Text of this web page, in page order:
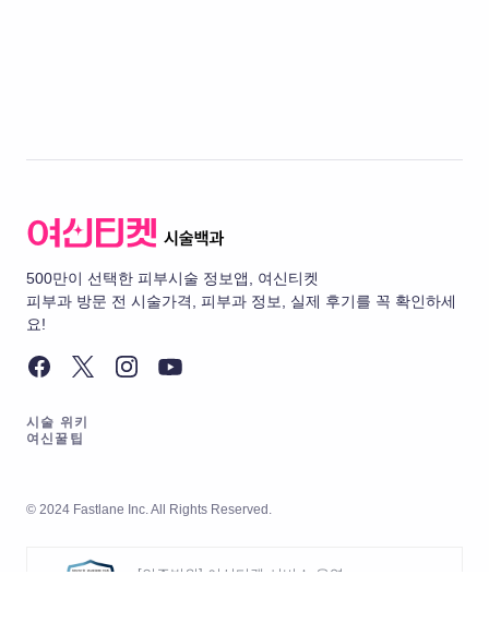
500만이 선택한 피부시술 정보앱, 여신티켓
피부과 방문 전 시술가격, 피부과 정보, 실제 후기를 꼭 확인하세
요!
시술 위키
여신꿀팁
© 2024 Fastlane Inc. All Rights Reserved.
[인증범위] 여신티켓 서비스 운영